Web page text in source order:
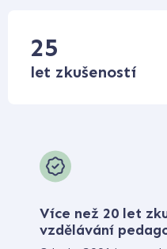
25
let zkušeností
Více než 20 let
vzdělávání